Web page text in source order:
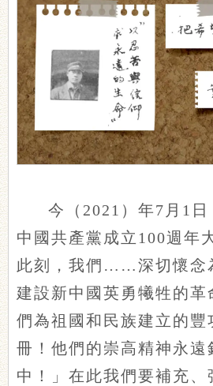
今（2021）年7月1
中國共產黨成立100週年
此刻，我們……深切懷念
建設新中國英勇犧牲的
們為祖國和民族建立的豐
冊！他們的崇高精神永遠
中！」在此我們要補充、